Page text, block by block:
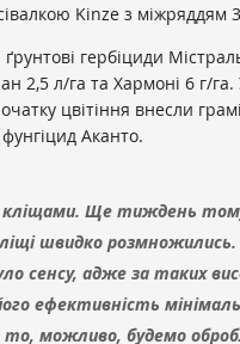
Kinze з міжряддям
ґрунтові гербіциди
2,5 л/га та Хармоні 6 г/га.
цвітіння внесли
Аканто.
кліщами. Ще тиждень
швидко
сенсу, адже за таких
ефективність
то, можливо, будемо